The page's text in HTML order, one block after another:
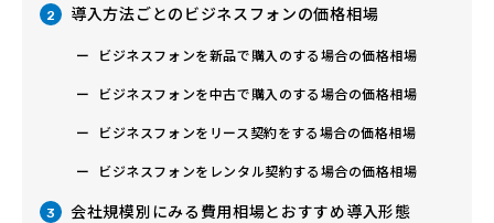
2 導入方法ごとのビジネスフォンの価格相場
ビジネスフォンを新品で購入のする場合の価格相場
ビジネスフォンを中古で購入のする場合の価格相場
ビジネスフォンをリース契約をする場合の価格相場
ビジネスフォンをレンタル契約する場合の価格相場
3 会社規模別にみる費用相場とおすすめ導入形態